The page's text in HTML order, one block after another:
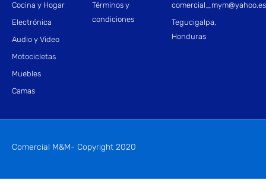
Cocina y Hogar
Electrónica
Audio y Video
Motocicletas
Muebles
Camas
Términos y
condiciones
comercial_mym@yahoo.es
Tegucigalpa,
Honduras
Comercial M&M- Copyright 2020